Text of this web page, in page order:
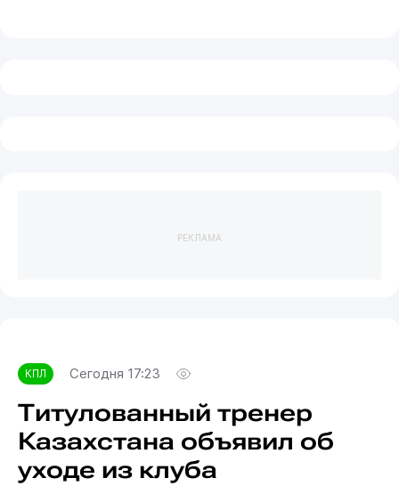
РЕКЛАМА
КПЛ Сегодня 17:23
Титулованный тренер
Казахстана объявил об
уходе из клуба